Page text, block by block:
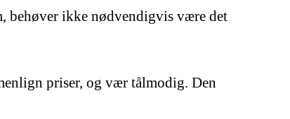
behøver ikke nødvendigvis være det
priser, og vær tålmodig. Den